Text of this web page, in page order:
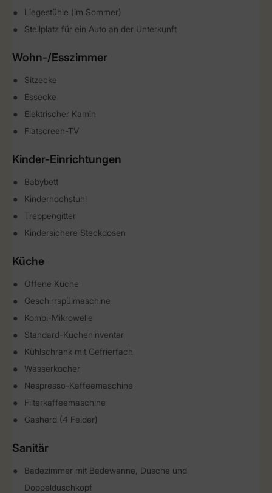
Liegestühle (im Sommer)
Stellplatz für ein Auto an der Unterkunft
Wohn-/Esszimmer
Sitzecke
Essecke
Elektrischer Kamin
Flatscreen-TV
Kinder-Einrichtungen
Babybett
Kinderhochstuhl
Treppengitter
Kindersichere Steckdosen
Küche
Offene Küche
Geschirrspülmaschine
Kombi-Mikrowelle
Standard-Kücheninventar
Kühlschrank mit Gefrierfach
Wasserkocher
Nespresso-Kaffeemaschine
Filterkaffeemaschine
Gasherd (4 Felder)
Sanitär
Badezimmer mit Badewanne, Dusche und
Doppelduschkopf